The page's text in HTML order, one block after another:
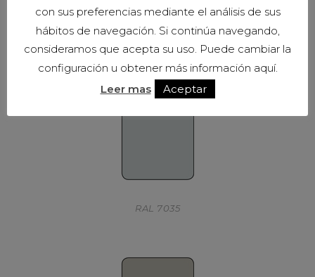
RAL 7035
con sus preferencias mediante el análisis de sus
hábitos de navegación. Si continúa navegando,
consideramos que acepta su uso. Puede cambiar la
configuración u obtener más información aquí.
Leer mas
Aceptar